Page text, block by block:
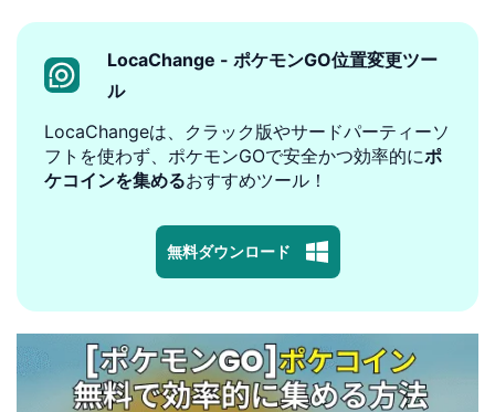
LocaChange - ポケモンGO位置変更ツー
ル
LocaChangeは、クラック版やサードパーティーソ
フトを使わず、ポケモンGOで安全かつ効率的にポ
ケコインを集めるおすすめツール！
無料ダウンロード